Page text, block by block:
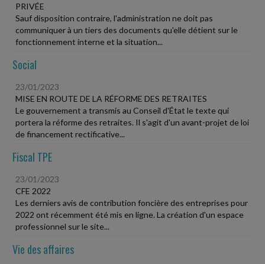
PRIVÉE
Sauf disposition contraire, l'administration ne doit pas
communiquer à un tiers des documents qu'elle détient sur le
fonctionnement interne et la situation...
Social
23/01/2023
MISE EN ROUTE DE LA RÉFORME DES RETRAITES
Le gouvernement a transmis au Conseil d'État le texte qui
portera la réforme des retraites. Il s'agit d'un avant-projet de loi
de financement rectificative...
Fiscal TPE
23/01/2023
CFE 2022
Les derniers avis de contribution foncière des entreprises pour
2022 ont récemment été mis en ligne. La création d'un espace
professionnel sur le site...
Vie des affaires